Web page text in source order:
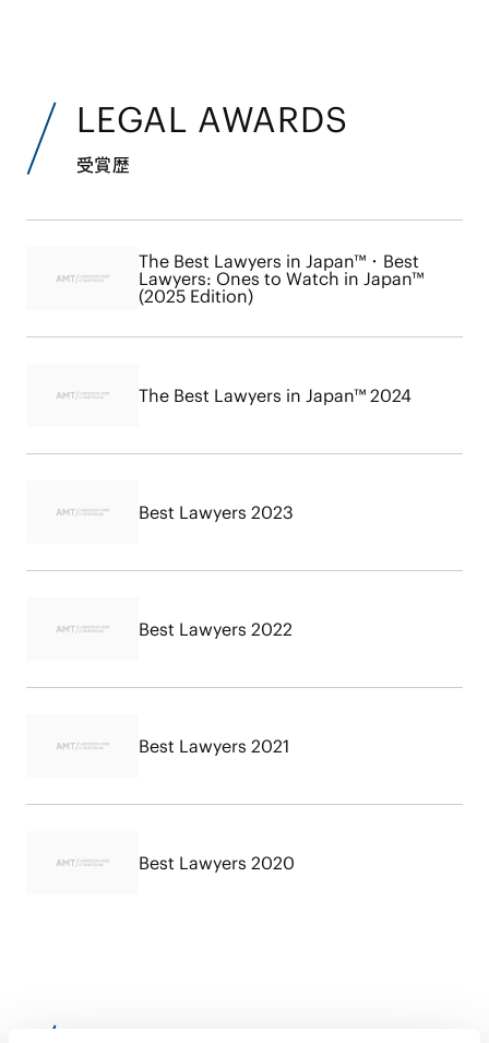
LEGAL AWARDS
受賞歴
The Best Lawyers in Japan™・Best
Lawyers: Ones to Watch in Japan™
(2025 Edition)
The Best Lawyers in Japan™ 2024
Best Lawyers 2023
Best Lawyers 2022
Best Lawyers 2021
Best Lawyers 2020